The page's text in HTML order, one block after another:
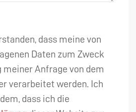
dass meine von
Daten zum Zweck
meiner Anfrage von dem
verarbeitet werden. Ich
dass ich die